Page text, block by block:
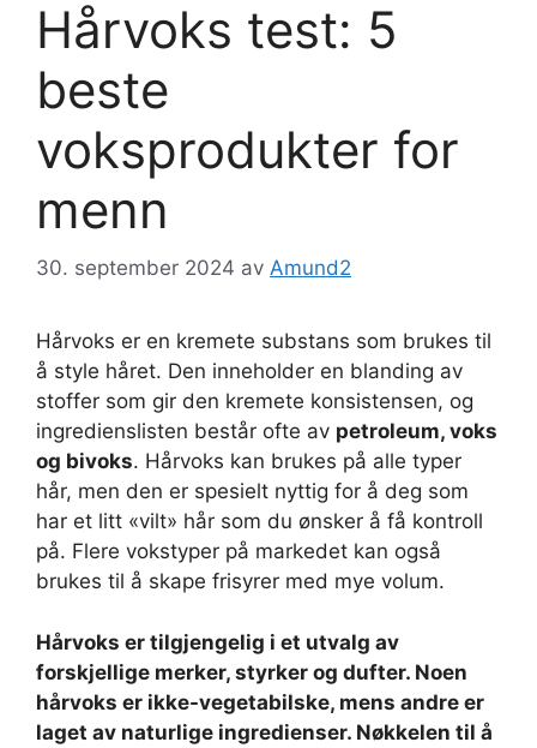
Hårvoks test: 5
beste
voksprodukter for
menn
30. september 2024 av Amund2
Hårvoks er en kremete substans som brukes til
å style håret. Den inneholder en blanding av
stoffer som gir den kremete konsistensen, og
ingredienslisten består ofte av petroleum, voks
og bivoks. Hårvoks kan brukes på alle typer
hår, men den er spesielt nyttig for å deg som
har et litt «vilt» hår som du ønsker å få kontroll
på. Flere vokstyper på markedet kan også
brukes til å skape frisyrer med mye volum.
Hårvoks er tilgjengelig i et utvalg av
forskjellige merker, styrker og dufter. Noen
hårvoks er ikke-vegetabilske, mens andre er
laget av naturlige ingredienser. Nøkkelen til å